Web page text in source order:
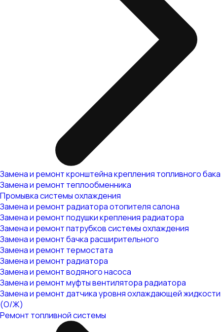
Замена и ремонт кронштейна крепления топливного бака
Замена и ремонт теплообменника
Промывка системы охлаждения
Замена и ремонт радиатора отопителя салона
Замена и ремонт подушки крепления радиатора
Замена и ремонт патрубков системы охлаждения
Замена и ремонт бачка расширительного
Замена и ремонт термостата
Замена и ремонт радиатора
Замена и ремонт водяного насоса
Замена и ремонт муфты вентилятора радиатора
Замена и ремонт датчика уровня охлаждающей жидкости
(О/Ж)
Ремонт топливной системы